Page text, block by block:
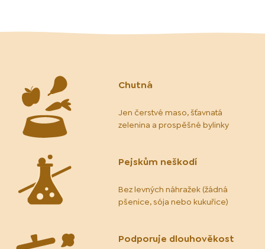
Chutná
Jen čerstvé maso, šťavnatá
zelenina a prospěšné bylinky
Pejskům neškodí
Bez levných náhražek (žádná
pšenice, sója nebo kukuřice)
Podporuje dlouhověkost